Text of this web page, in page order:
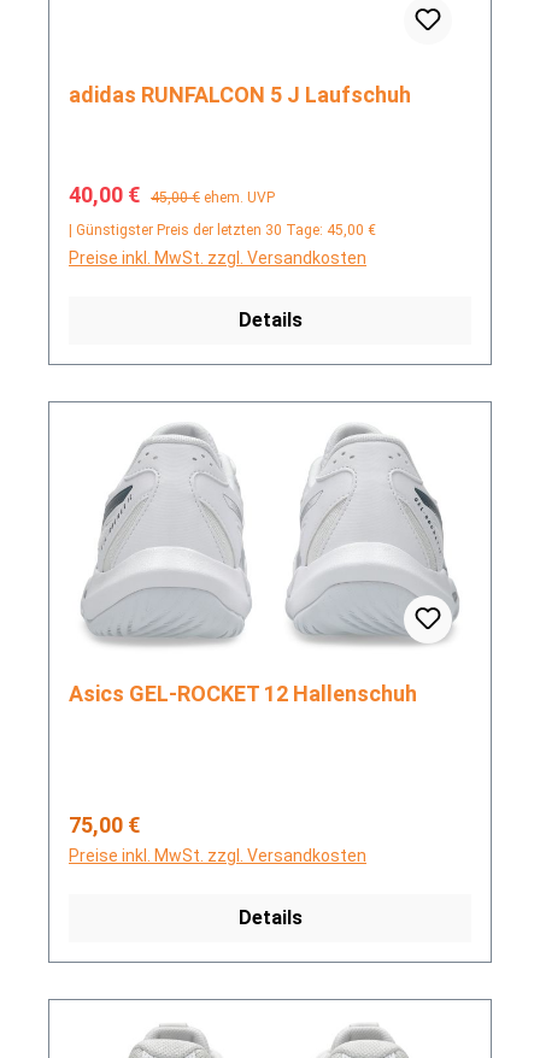
adidas RUNFALCON 5 J Laufschuh
Verkaufspreis:
40,00 € Regulärer Preis:
45,00 € ehem. UVP
| Günstigster Preis der letzten 30 Tage: 45,00 €
Preise inkl. MwSt. zzgl. Versandkosten
Details
Asics GEL-ROCKET 12 Hallenschuh
Regulärer Preis:
75,00 €
Preise inkl. MwSt. zzgl. Versandkosten
Details